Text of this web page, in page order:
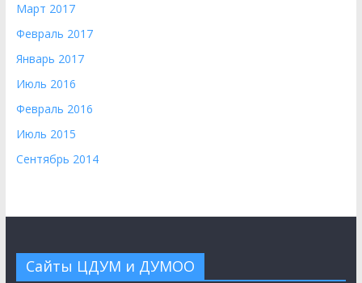
Март 2017
Февраль 2017
Январь 2017
Июль 2016
Февраль 2016
Июль 2015
Сентябрь 2014
Сайты ЦДУМ и ДУМОО